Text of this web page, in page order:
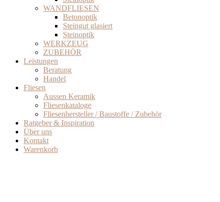
WANDFLIESEN
Betonoptik
Steingut glasiert
Steinoptik
WERKZEUG
ZUBEHÖR
Leistungen
Beratung
Handel
Fliesen
Aussen Keramik
Fliesenkataloge
Fliesenhersteller / Baustoffe / Zubehör
Ratgeber & Inspiration
Über uns
Kontakt
Warenkorb